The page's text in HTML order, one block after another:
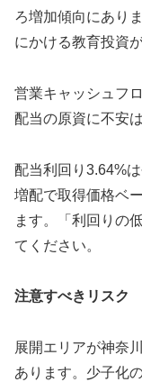
ろ増加傾向にあり
にかける教育投資
営業キャッシュフ
配当の原資に不安
配当利回り3.64%
増配で取得価格ベ
ます。「利回りの
てください。
注意すべきリスク
展開エリアが神奈
あります。少子化